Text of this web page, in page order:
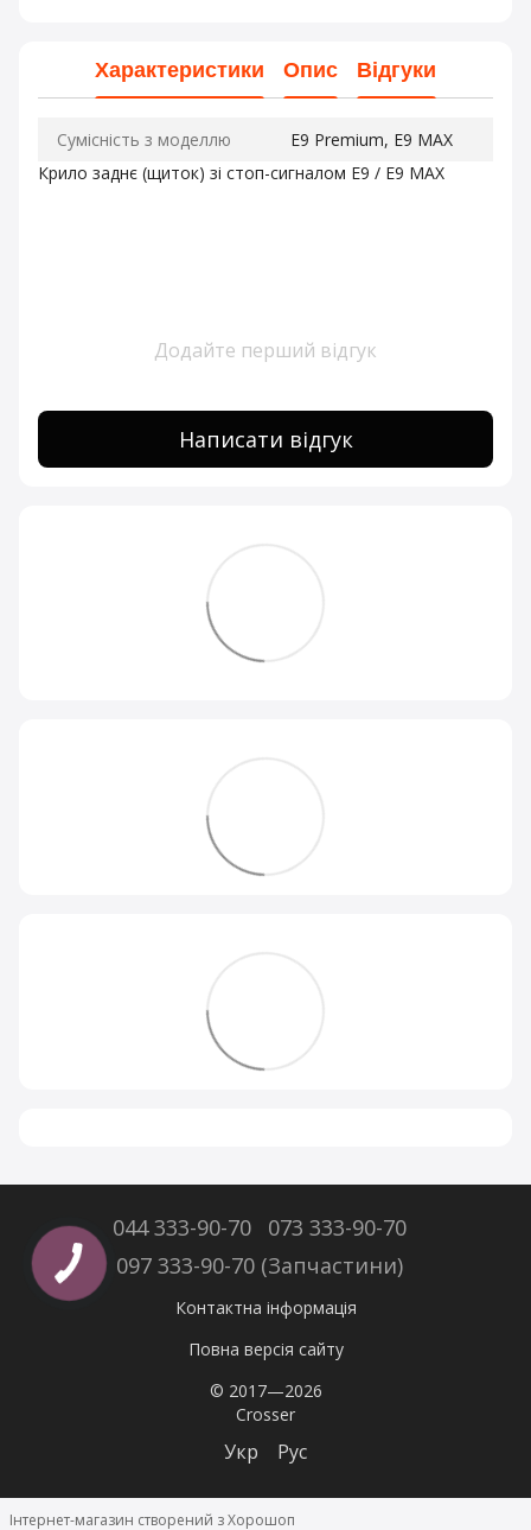
Характеристики Опис Відгуки
Сумісність з моделлю
E9 Premium, E9 MAX
Крило заднє (щиток) зі стоп-сигналом E9 / E9 MAX
Додайте перший відгук
Написати відгук
044 333-90-70
073 333-90-70
097 333-90-70 (Запчастини)
Контактна інформація
Повна версія сайту
© 2017—2026
Crosser
Укр Рус
Інтернет-магазин створений з Хорошоп